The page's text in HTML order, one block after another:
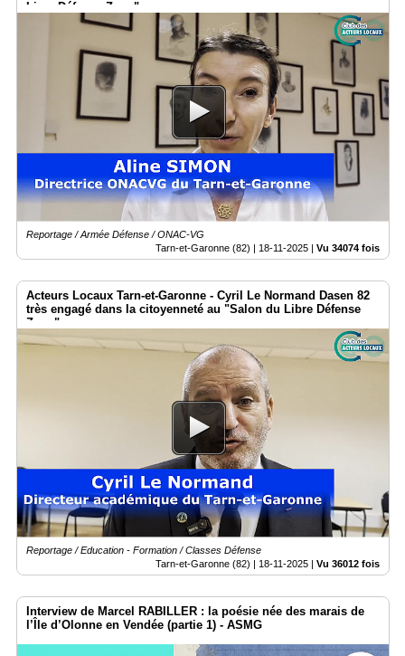
Livre Défense Zone"
Reportage / Armée Défense / ONAC-VG
Tarn-et-Garonne (82) | 18-11-2025 | Vu 34074 fois
Acteurs Locaux Tarn-et-Garonne - Cyril Le Normand Dasen 82
très engagé dans la citoyenneté au "Salon du Libre Défense
Zone"
Reportage / Education - Formation / Classes Défense
Tarn-et-Garonne (82) | 18-11-2025 | Vu 36012 fois
Interview de Marcel RABILLER : la poésie née des marais de
l’Île d’Olonne en Vendée (partie 1) - ASMG